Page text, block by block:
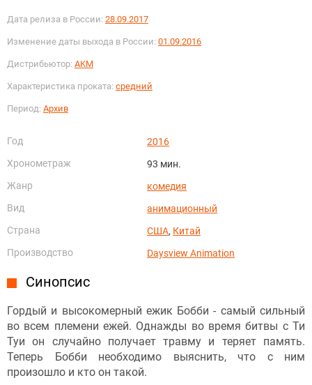
Дата релиза в России: 28.09.2017
Изменение даты выхода в России: 01.09.2016
Дистрибьютор: AKM
Характеристика проката: средний
Период: Архив
Год
2016
Хронометраж
93 мин.
Жанр
комедия
Вид
анимационный
Страна
США, Китай
Производство
Daysview Animation
Синопсис
Гордый и высокомерный ежик Бобби - самый сильный
во всем племени ежей. Однажды во время битвы с Ти
Туи он случайно получает травму и теряет память.
Теперь Бобби необходимо выяснить, что с ним
произошло и кто он такой.